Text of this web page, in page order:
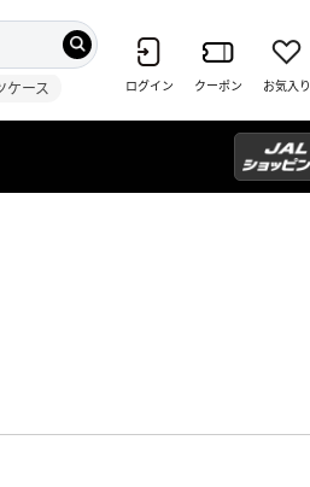
ケース ログイン クーポン お気入り